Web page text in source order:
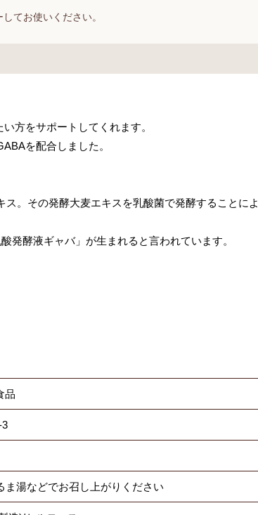
てお使いください。
方をサポートしてくれます。
を配合しました。
。その発酵大麦エキスを乳酸菌で発酵することによ
発酵液ギャバ」が生まれると言われています。
品
3
ま湯などでお召し上がりください